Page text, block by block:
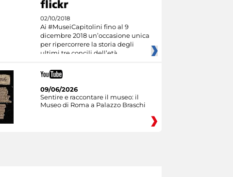
02/10/2018
Ai #MuseiCapitolini fino al 9
dicembre 2018 un’occasione unica
per ripercorrere la storia degli
ultimi tre concili dell’età
09/06/2026
Sentire e raccontare il museo: il
Museo di Roma a Palazzo Braschi